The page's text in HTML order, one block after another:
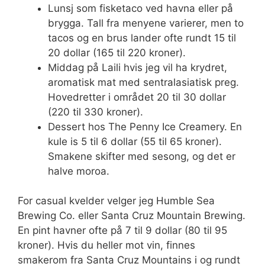
Lunsj som fisketaco ved havna eller på
brygga. Tall fra menyene varierer, men to
tacos og en brus lander ofte rundt 15 til
20 dollar (165 til 220 kroner).
Middag på Laili hvis jeg vil ha krydret,
aromatisk mat med sentralasiatisk preg.
Hovedretter i området 20 til 30 dollar
(220 til 330 kroner).
Dessert hos The Penny Ice Creamery. En
kule is 5 til 6 dollar (55 til 65 kroner).
Smakene skifter med sesong, og det er
halve moroa.
For casual kvelder velger jeg Humble Sea
Brewing Co. eller Santa Cruz Mountain Brewing.
En pint havner ofte på 7 til 9 dollar (80 til 95
kroner). Hvis du heller mot vin, finnes
smakerom fra Santa Cruz Mountains i og rundt